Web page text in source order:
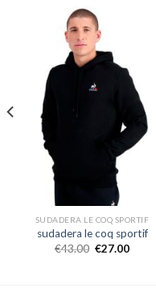
SUDADERA LE COQ SPORTIF
sudadera le coq sportif
€43.00 €27.00